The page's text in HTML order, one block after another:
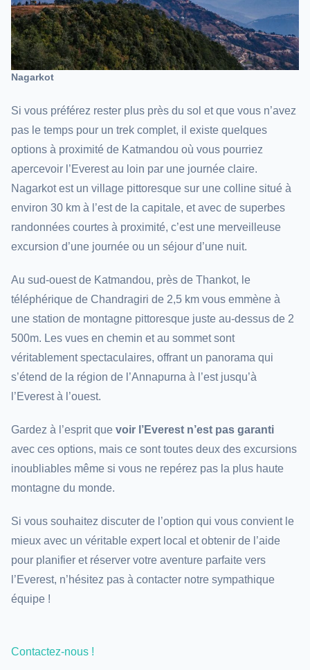
Nagarkot
Si vous préférez rester plus près du sol et que vous n’avez
pas le temps pour un trek complet, il existe quelques
options à proximité de Katmandou où vous pourriez
apercevoir l’Everest au loin par une journée claire.
Nagarkot est un village pittoresque sur une colline situé à
environ 30 km à l’est de la capitale, et avec de superbes
randonnées courtes à proximité, c’est une merveilleuse
excursion d’une journée ou un séjour d’une nuit.
Au sud-ouest de Katmandou, près de Thankot, le
téléphérique de Chandragiri de 2,5 km vous emmène à
une station de montagne pittoresque juste au-dessus de 2
500m. Les vues en chemin et au sommet sont
véritablement spectaculaires, offrant un panorama qui
s’étend de la région de l’Annapurna à l’est jusqu’à
l’Everest à l’ouest.
Gardez à l’esprit que voir l’Everest n’est pas garanti
avec ces options, mais ce sont toutes deux des excursions
inoubliables même si vous ne repérez pas la plus haute
montagne du monde.
Si vous souhaitez discuter de l’option qui vous convient le
mieux avec un véritable expert local et obtenir de l’aide
pour planifier et réserver votre aventure parfaite vers
l’Everest, n’hésitez pas à contacter notre sympathique
équipe !
Contactez-nous !